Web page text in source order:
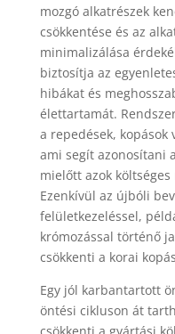
mozgó alkatrészek
csökkentése és az
minimalizálása
biztosítja az
hibákat és
élettartamát.
a repedések, kopások
ami segít azonosítani
mielőtt azok
Ezenkívül az újbóli
felületkezeléssel,
krómozással történő
csökkenti a korai
Egy jól karbantartott
öntési cikluson át